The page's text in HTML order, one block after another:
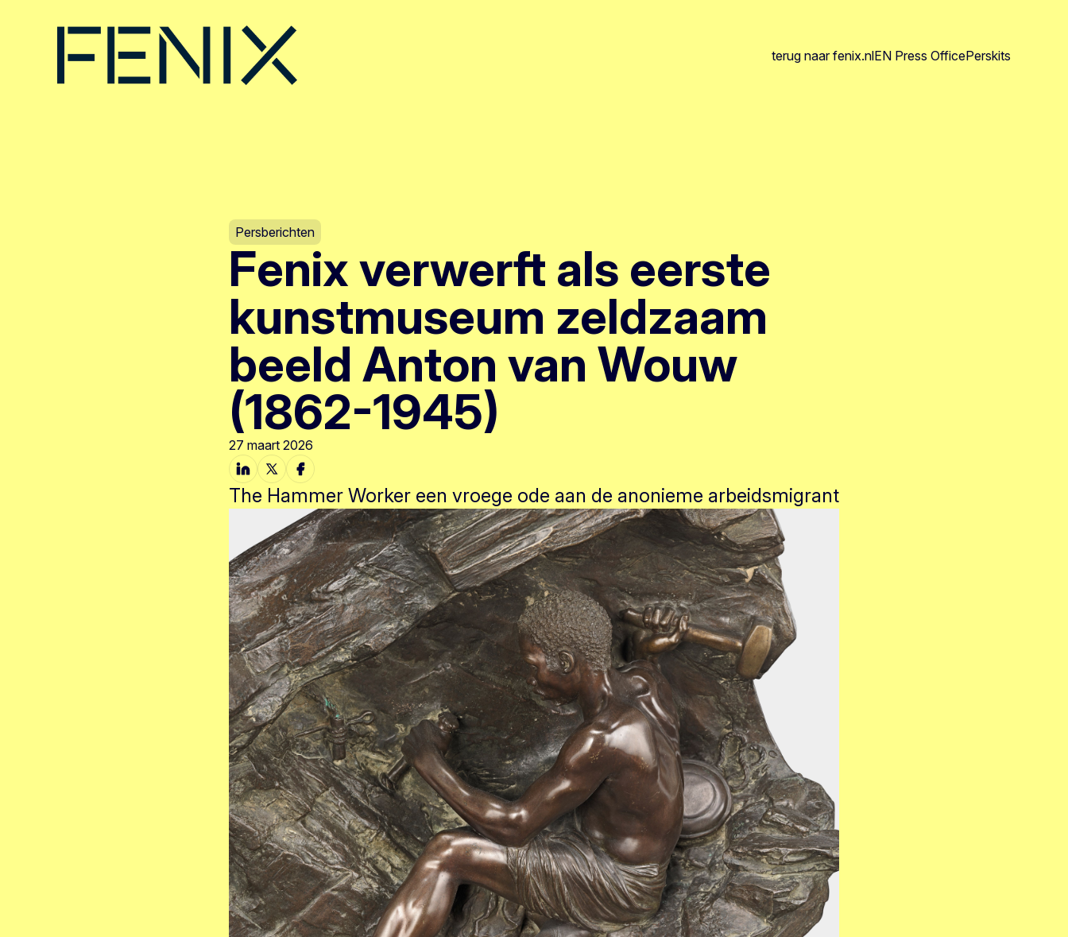
terug naar fenix.nlEN Press OfficePerskits
Persberichten
Fenix verwerft als eerste
kunstmuseum zeldzaam
beeld Anton van Wouw
(1862-1945)
27 maart 2026
The Hammer Worker een vroege ode aan de anonieme arbeidsmigrant